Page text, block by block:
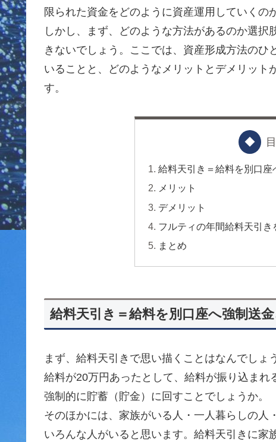
限られた資金をどのように資産運用していくの
しかし、まず、どのような方法があるのか選
きないでしょう。ここでは、資産形成方法の
いることと、どのようなメリットとデメリット
す。
給料天引き＝給料を別口座
メリット
デメリット
フルティの年間給料天引き
まとめ
給料天引き＝給料を別口座へ強制送
まず、給料天引きで思い描くことはなんでしょ
給料が20万円あったとして、給料が振り込ま
強制的に貯蓄（貯金）に回すことでしょうか。
そのほかには、家族がいる人・一人暮らしの人
いろんな人がいると思います。給料天引きに